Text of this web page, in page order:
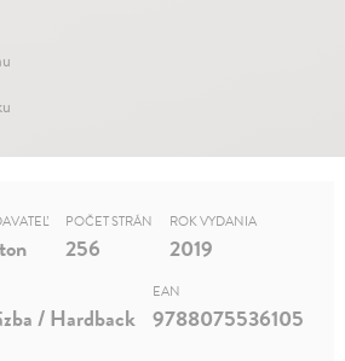
POČET STRÁN
256
ROK VYDANIA
2019
/ Hardback
EAN
9788075536105